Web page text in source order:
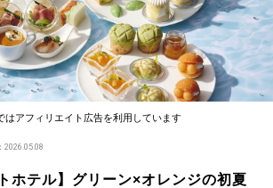
はアフィリエイト広告を利用しています
2026.05.08
ホテル】グリーン×オレンジの初夏